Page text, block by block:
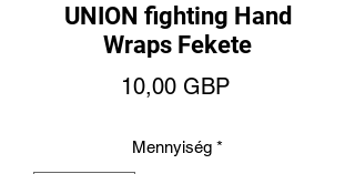
UNION fighting Hand
Wraps Fekete
10,00 GBPÁr
Mennyiség *